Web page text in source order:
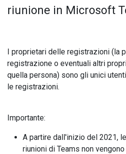
riunione in Microsoft
I proprietari delle registrazioni (la
registrazione o eventuali altri
quella persona) sono gli unici
le registrazioni.
Importante:
A partire dall'inizio del 2021,
riunioni di Teams non